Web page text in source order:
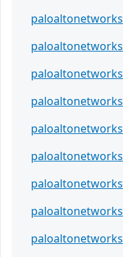
paloaltonetworks
paloaltonetworks
paloaltonetworks
paloaltonetworks
paloaltonetworks
paloaltonetworks
paloaltonetworks
paloaltonetworks
paloaltonetworks